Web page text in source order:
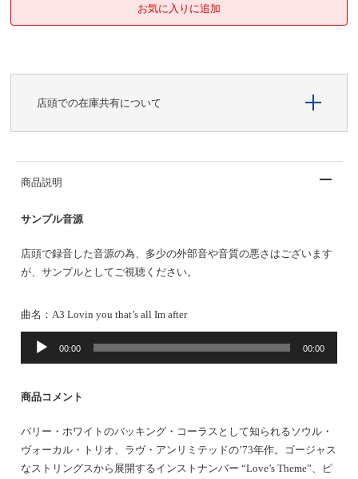
店頭での在庫共有について
商品説明
サンプル音源
店頭で録音した音源の為、多少の外部音や音質の悪さはございます
が、サンプルとしてご視聴ください。
曲名： A3 Lovin you that’s all Im after
音
ー
00:00 00:00
商品コメント
バリー・ホワイトのバッキング・コーラスとして知られるソウル・
ヴォーカル・トリオ、ラヴ・アンリミテッドの’73年作。ゴージャス
なストリングスから展開するインストナンバー “Love’s Theme”、ピ